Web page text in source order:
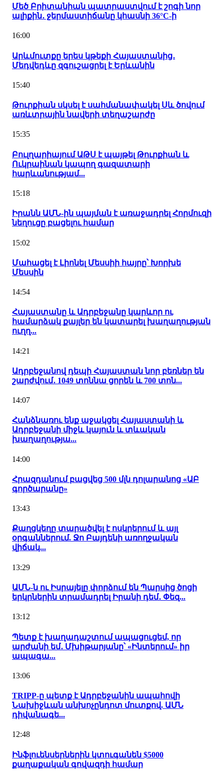
Մեծ Բրիտանիան պատրաստվում է շոգի նոր
ալիքին․ ջերմաստիճանը կհասնի 36°C-ի
16:00
Արևմուտքը երես կթեքի Հայաստանից․
Մեդվեդևը զգուշացրել է Երևանին
15:40
Թուրքիան սկսել է սահմանափակել Սև ծովում
առևտրային նավերի տեղաշարժը
15:35
Բուլղարիայում ԱԹՍ է պայթել Թուրքիան և
Ուկրաինան կապող գազատարի
հարևանությամ...
15:18
Իրանն ԱՄՆ-ին պայման է առաջադրել Հորմուզի
նեղուցը բացելու համար
15:02
Մահացել է Լիոնել Մեսսիի հայրը՝ Խորխե
Մեսսին
14:54
Հայաստանը և Ադրբեջանը կարևոր ու
համարձակ քայլեր են կատարել խաղաղության
ուղղ...
14:21
Ադրբեջանով դեպի Հայաստան նոր բեռներ են
շարժվում․ 1049 տոննա ցորեն և 700 տոն...
14:07
Հանձնառու ենք աջակցել Հայաստանի և
Ադրբեջանի միջև կայուն և տևական
խաղաղությա...
14:00
Հրազդանում բացվեց 500 մլն դոլարանոց «ԱԲ
գործարանը»
13:43
Քաղցկեղը տարածվել է ոսկրերում և այլ
օրգաններում. Ջո Բայդենի առողջական
վիճակ...
13:29
ԱՄՆ-ն ու Իսրայելը փորձում են Պարսից ծոցի
երկրներին տրամադրել Իրանի դեմ․ Փեզ...
13:12
Պետք է խաղադաշտում ապացուցեմ, որ
արժանի եմ․ Մխիթարյանը՝ «Ինտերում» իր
ապագա...
13:06
TRIPP-ը պետք է Ադրբեջանին ապահովի
Նախիջևան անխոչընդոտ մուտքով. ԱՄՆ
դիվանագե...
12:48
Ինֆլուենսերներին կտուգանեն $5000
քաղաքական գովազդի համար